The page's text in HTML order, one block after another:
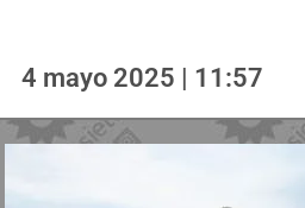
4 mayo 2025 | 11:57